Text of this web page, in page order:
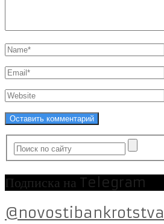
Подписка на Telegram
@novostibankrotstva